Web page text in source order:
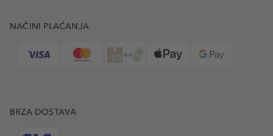
NAČINI PLAĆANJA
BRZA DOSTAVA